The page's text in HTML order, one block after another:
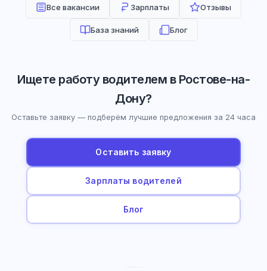
Все вакансии Зарплаты Отзывы
База знаний Блог
Ищете работу водителем в Ростове-на-
Дону?
Оставьте заявку — подберём лучшие предложения за 24 часа
Оставить заявку
Зарплаты водителей
Блог